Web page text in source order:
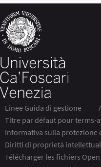
Linee Guida di gestione
Titre par défaut pour terms-
Informativa sulla protezione
Diritti di proprietà
Télécharger les fichiers Open